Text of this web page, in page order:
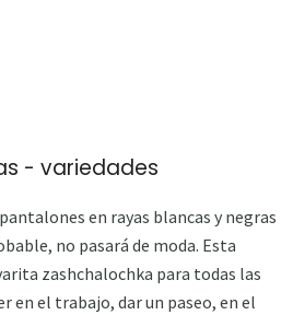
- variedades
en rayas blancas y negras
no pasará de moda. Esta
zashchalochka para todas las
en el trabajo, dar un paseo, en el